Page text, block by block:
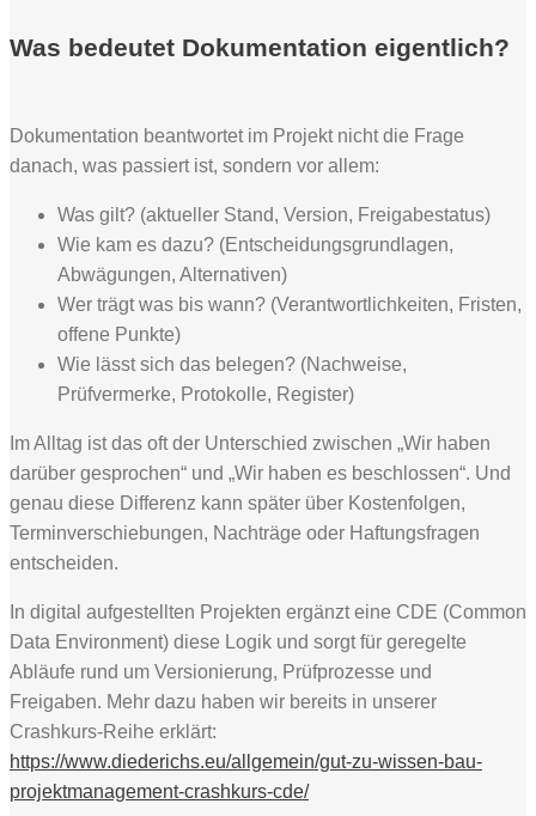
Was bedeutet Dokumentation eigentlich?
Dokumentation beantwortet im Projekt nicht die Frage
danach, was passiert ist, sondern vor allem:
Was gilt? (aktueller Stand, Version, Freigabestatus)
Wie kam es dazu? (Entscheidungsgrundlagen,
Abwägungen, Alternativen)
Wer trägt was bis wann? (Verantwortlichkeiten, Fristen,
offene Punkte)
Wie lässt sich das belegen? (Nachweise,
Prüfvermerke, Protokolle, Register)
Im Alltag ist das oft der Unterschied zwischen „Wir haben
darüber gesprochen“ und „Wir haben es beschlossen“. Und
genau diese Differenz kann später über Kostenfolgen,
Terminverschiebungen, Nachträge oder Haftungsfragen
entscheiden.
In digital aufgestellten Projekten ergänzt eine CDE (Common
Data Environment) diese Logik und sorgt für geregelte
Abläufe rund um Versionierung, Prüfprozesse und
Freigaben. Mehr dazu haben wir bereits in unserer
Crashkurs-Reihe erklärt:
https://www.diederichs.eu/allgemein/gut-zu-wissen-bau-
projektmanagement-crashkurs-cde/